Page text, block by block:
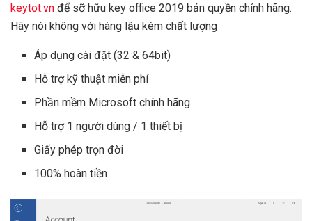
keytot.vn để sỡ hữu key office 2019 bản quyền chính hãng.
Hãy nói không với hàng lậu kém chất lượng
Áp dụng cài đặt (32 & 64bit)
Hỗ trợ kỹ thuật miễn phí
Phần mềm Microsoft chính hãng
Hỗ trợ 1 người dùng / 1 thiết bị
Giấy phép trọn đời
100% hoàn tiền